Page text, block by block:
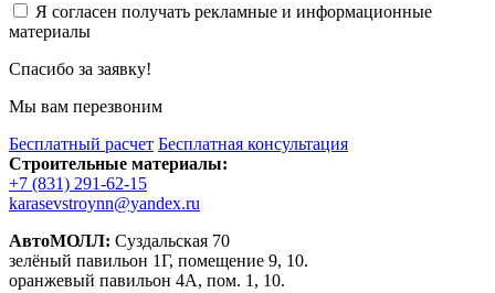
Я согласен получать рекламные и информационные
материалы
Спасибо за заявку!
Мы вам перезвоним
Бесплатный расчет Бесплатная консультация
Строительные материалы:
+7 (831) 291-62-15
karasevstroynn@yandex.ru
АвтоМОЛЛ: Суздальская 70
зелёный павильон 1Г, помещение 9, 10.
оранжевый павильон 4А, пом. 1, 10.